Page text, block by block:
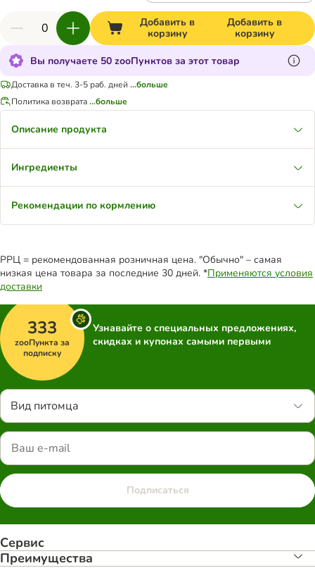
Добавить в
корзину
Добавить в
корзину
Вы получаете 50 zooПунктов за этот товар
Доставка в теч. 3-5 раб. дней ...больше
Политика возврата...больше
Описание продукта
Ингредиенты
Рекомендации по кормлению
РРЦ = рекомендованная розничная цена. "Обычно" – самая
низкая цена товара за последние 30 дней. *Применяются условия
доставки
333
zooПункта за
подписку
Узнавайте о специальных предложениях,
скидках и купонах самыми первыми
Вид питомца
Подписаться
Сервис
Преимуществa